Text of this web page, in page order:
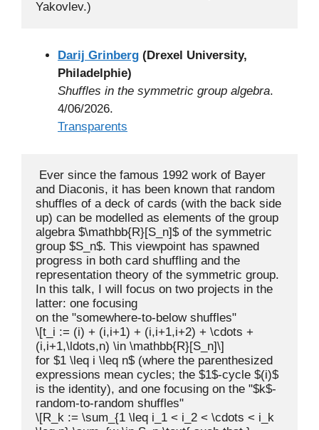
Darij Grinberg (Drexel University,
Philadelphie)
Shuffles in the symmetric group algebra.
4/06/2026.
Transparents
and Diaconis, it has been known that random
shuffles of a deck of cards (with the back side
up) can be modelled as elements of the group
algebra $\mathbb{R}[S_n]$ of the symmetric
group $S_n$. This viewpoint has spawned
progress in both card shuffling and the
representation theory of the symmetric group.
In this talk, I will focus on two projects in the
latter: one focusing
on the "somewhere-to-below shuffles"
\[t_i := (i) + (i,i+1) + (i,i+1,i+2) + \cdots +
(i,i+1,\ldots,n) \in \mathbb{R}[S_n]\]
for $1 \leq i \leq n$ (where the parenthesized
expressions mean cycles; the $1$-cycle $(i)$
is the identity), and one focusing on the "$k$-
random-to-random shuffles"
\[R_k := \sum_{1 \leq i_1 < i_2 < \cdots < i_k